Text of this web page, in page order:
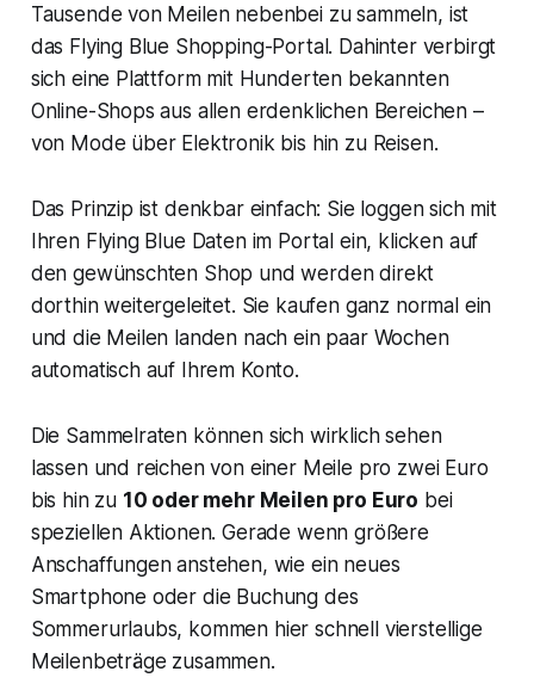
Tausende von Meilen nebenbei zu sammeln, ist
das Flying Blue Shopping-Portal. Dahinter verbirgt
sich eine Plattform mit Hunderten bekannten
Online-Shops aus allen erdenklichen Bereichen –
von Mode über Elektronik bis hin zu Reisen.
Das Prinzip ist denkbar einfach: Sie loggen sich mit
Ihren Flying Blue Daten im Portal ein, klicken auf
den gewünschten Shop und werden direkt
dorthin weitergeleitet. Sie kaufen ganz normal ein
und die Meilen landen nach ein paar Wochen
automatisch auf Ihrem Konto.
Die Sammelraten können sich wirklich sehen
lassen und reichen von einer Meile pro zwei Euro
bis hin zu 10 oder mehr Meilen pro Euro bei
speziellen Aktionen. Gerade wenn größere
Anschaffungen anstehen, wie ein neues
Smartphone oder die Buchung des
Sommerurlaubs, kommen hier schnell vierstellige
Meilenbeträge zusammen.